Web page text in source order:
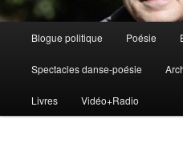
Aller
au
contenu
Blogue politique Poésie
Spectacles danse-poésie
Livres Vidéo+Radio